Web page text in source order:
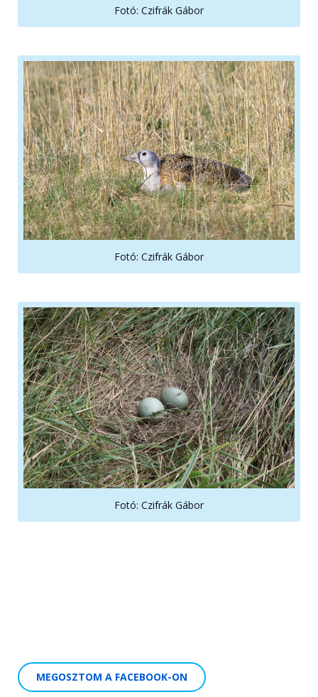
Fotó: Czifrák Gábor
Fotó: Czifrák Gábor
Fotó: Czifrák Gábor
MEGOSZTOM A FACEBOOK-ON